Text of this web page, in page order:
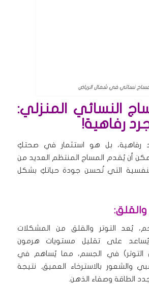
نسائي في شمال الرياض
النسائي المنزلي:
رفاهية!
رفاهية، بل هو استثمار في صحتكِ
أن يُقدم المساج المنتظم العديد من
التي تُحسن جودة حياتكِ بشكل
يُعد التوتر والقلق من المشكلات
يُساعد على تقليل مستويات هرمون
التوتر) في الجسم، مما يُساهم في
والشعور بالاسترخاء العميق. نتيجة
الطاقة وصفاء الذهن.